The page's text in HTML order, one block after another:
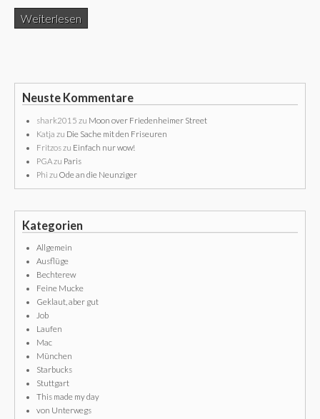
Weiterlesen
Neuste Kommentare
shark2015 zu Moon over Friedenheimer Street
Katja zu Die Sache mit den Friseuren
Fritzoszu Einfach nur wow!
PGAzu Paris
Phi zu Ode an die Neunziger
Kategorien
Allgemein
Ausflüge
Bechterew
Feine Mucke
Geklaut, aber gut
Job
Laufen
Mac
München
Starbucks
Stuttgart
This made my day
von Unterwegs